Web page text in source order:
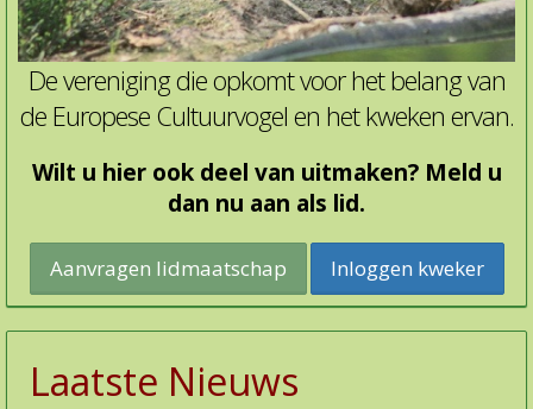
De vereniging die opkomt voor het belang van
de Europese Cultuurvogel en het kweken ervan.
Wilt u hier ook deel van uitmaken? Meld u
dan nu aan als lid.
Inloggen kweker
Laatste Nieuws